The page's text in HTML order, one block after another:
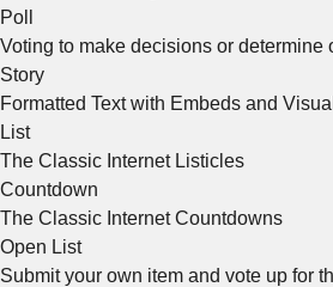
Poll
Voting to make decisions or determine
Story
Formatted Text with Embeds and
List
The Classic Internet Listicles
Countdown
The Classic Internet Countdowns
Open List
Submit your own item and vote up for